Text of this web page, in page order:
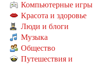
Компьютерные игры
Красота и здоровье
Люди и блоги
Музыка
Общество
Путешествия и